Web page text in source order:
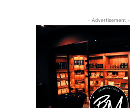
- Advertisement -